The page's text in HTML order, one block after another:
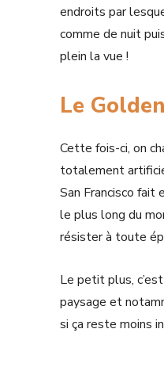
endroits par
comme de nuit
plein la vue !
Le
Cette fois-ci, on
totalement
San Francisco fait
le plus long du
résister à toute
Le petit plus,
paysage et
si ça reste moins